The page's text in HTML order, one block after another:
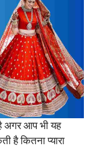
अगर आप भी यह
है कितना प्यारा